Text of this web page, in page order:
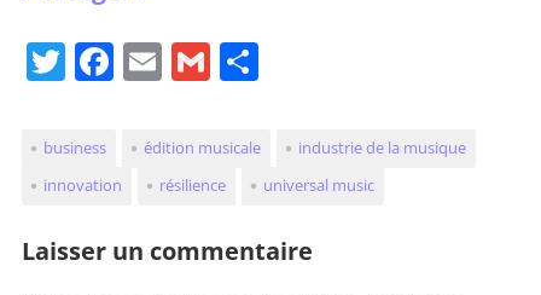
T
itt
er
F
e
o
E
ai
l
G
ai
l
P
ta
g
business édition musicale
industrie de la musique
innovation
résilience universal music
Laisser un commentaire